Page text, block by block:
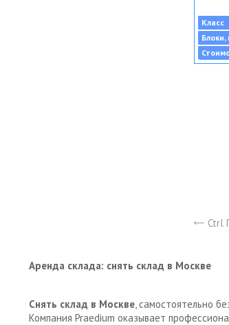
Класс
Блоки,
Ctrl
Аренда склада: снять склад в Москве
Снять склад в Москве, самостоятельно
Компания Praedium оказывает